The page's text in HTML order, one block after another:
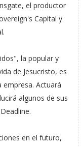
el productor
Capital y
la popular y
de Jesucristo, es
Actuará
algunos de sus
en el futuro,